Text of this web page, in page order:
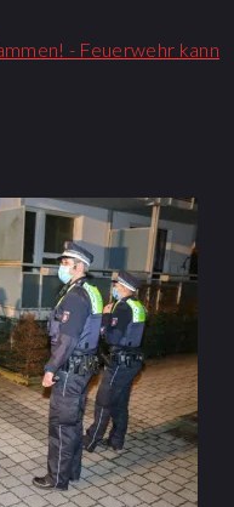
- Feuerwehr kann